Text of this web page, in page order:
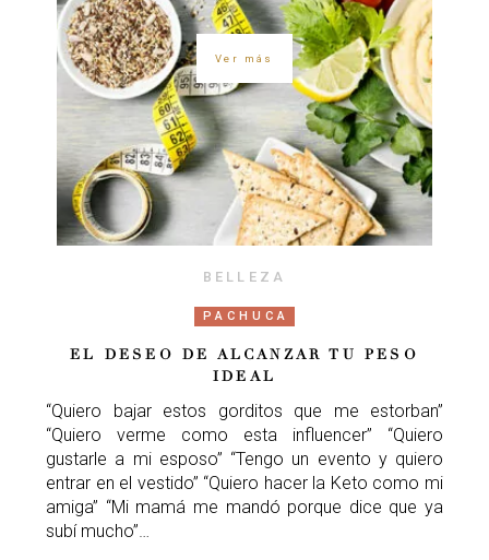
Ver más
BELLEZA
PACHUCA
EL DESEO DE ALCANZAR TU PESO
IDEAL
“Quiero bajar estos gorditos que me estorban”
“Quiero verme como esta influencer” “Quiero
gustarle a mi esposo” “Tengo un evento y quiero
entrar en el vestido” “Quiero hacer la Keto como mi
amiga” “Mi mamá me mandó porque dice que ya
subí mucho”…